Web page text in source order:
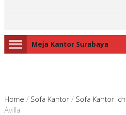
Meja Kantor Surabaya
Home / Sofa Kantor/ Sofa Kantor
Avilla